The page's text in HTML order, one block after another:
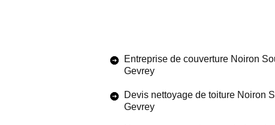
Entreprise de couverture Noiron
Gevrey
Devis nettoyage de toiture Noiron
Gevrey